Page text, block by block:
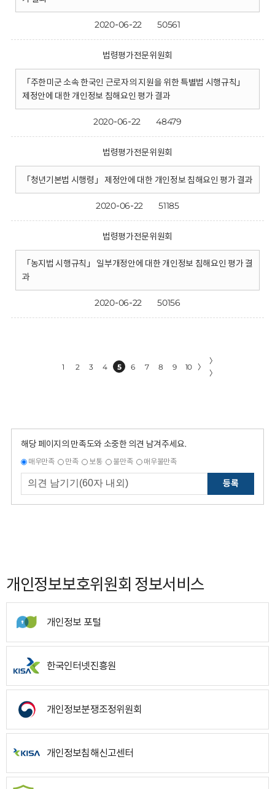
2020-06-22 50561
법령평가전문위원회
「주한미군 소속 한국인 근로자의 지원을 위한 특별법 시행규칙」
제정안에 대한 개인정보 침해요인 평가 결과
2020-06-22 48479
법령평가전문위원회
「청년기본법 시행령」 제정안에 대한 개인정보 침해요인 평가 결과
2020-06-22 51185
법령평가전문위원회
「농지법 시행규칙」 일부개정안에 대한 개인정보 침해요인 평가 결
과
2020-06-22 50156
1 2 3 4 5 6 7 8 9 10 〉
〉
〉
해당 페이지의 만족도와 소중한 의견 남겨주세요.
매우만족 만족 보통 불만족 매우불만족
등록
개인정보보호위원회 정보서비스
개인정보 포털
한국인터넷진흥원
개인정보분쟁조정위원회
개인정보침해신고센터